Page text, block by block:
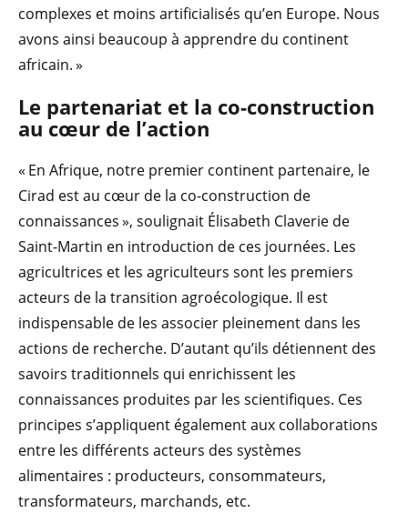
complexes et moins artificialisés qu’en Europe. Nous
avons ainsi beaucoup à apprendre du continent
africain. »
Le partenariat et la co-construction
au cœur de l’action
« En Afrique, notre premier continent partenaire, le
Cirad est au cœur de la co-construction de
connaissances », soulignait Élisabeth Claverie de
Saint-Martin en introduction de ces journées. Les
agricultrices et les agriculteurs sont les premiers
acteurs de la transition agroécologique. Il est
indispensable de les associer pleinement dans les
actions de recherche. D’autant qu’ils détiennent des
savoirs traditionnels qui enrichissent les
connaissances produites par les scientifiques. Ces
principes s’appliquent également aux collaborations
entre les différents acteurs des systèmes
alimentaires : producteurs, consommateurs,
transformateurs, marchands, etc.